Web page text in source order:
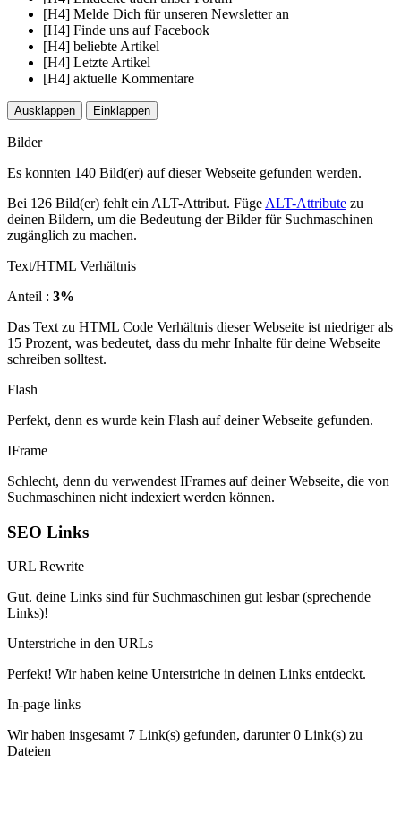
[H4] Melde Dich für unseren Newsletter an
[H4] Finde uns auf Facebook
[H4] beliebte Artikel
[H4] Letzte Artikel
[H4] aktuelle Kommentare
Ausklappen Einklappen
Bilder
Es konnten 140 Bild(er) auf dieser Webseite gefunden werden.
Bei 126 Bild(er) fehlt ein ALT-Attribut. Füge ALT-Attribute zu
deinen Bildern, um die Bedeutung der Bilder für Suchmaschinen
zugänglich zu machen.
Text/HTML Verhältnis
Anteil : 3%
Das Text zu HTML Code Verhältnis dieser Webseite ist niedriger als
15 Prozent, was bedeutet, dass du mehr Inhalte für deine Webseite
schreiben solltest.
Flash
Perfekt, denn es wurde kein Flash auf deiner Webseite gefunden.
IFrame
Schlecht, denn du verwendest IFrames auf deiner Webseite, die von
Suchmaschinen nicht indexiert werden können.
SEO Links
URL Rewrite
Gut. deine Links sind für Suchmaschinen gut lesbar (sprechende
Links)!
Unterstriche in den URLs
Perfekt! Wir haben keine Unterstriche in deinen Links entdeckt.
In-page links
Wir haben insgesamt 7 Link(s) gefunden, darunter 0 Link(s) zu
Dateien